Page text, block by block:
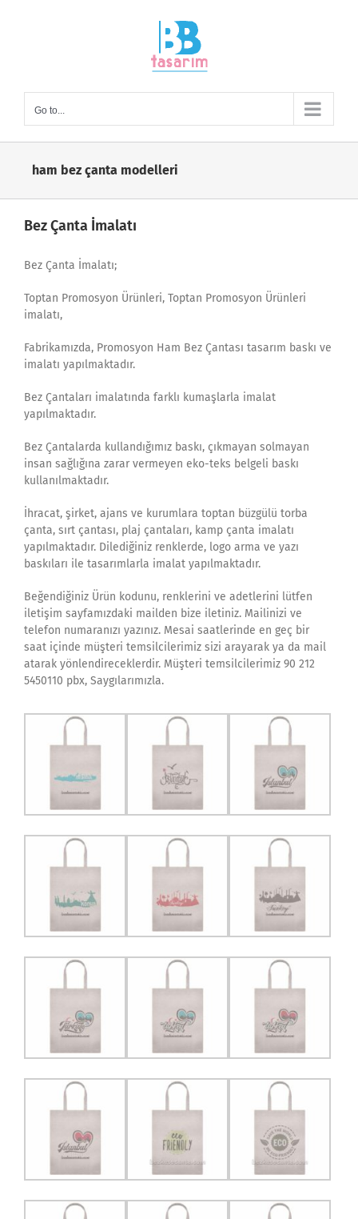
Go to...
ham bez çanta modelleri
Bez Çanta İmalatı
Bez Çanta İmalatı;
Toptan Promosyon Ürünleri, Toptan Promosyon Ürünleri
imalatı,
Fabrikamızda, Promosyon Ham Bez Çantası tasarım baskı ve
imalatı yapılmaktadır.
Bez Çantaları imalatında farklı kumaşlarla imalat
yapılmaktadır.
Bez Çantalarda kullandığımız baskı, çıkmayan solmayan
insan sağlığına zarar vermeyen eko-teks belgeli baskı
kullanılmaktadır.
İhracat, şirket, ajans ve kurumlara toptan büzgülü torba
çanta, sırt çantası, plaj çantaları, kamp çanta imalatı
yapılmaktadır. Dilediğiniz renklerde, logo arma ve yazı
baskıları ile tasarımlarla imalat yapılmaktadır.
Beğendiğiniz Ürün kodunu, renklerini ve adetlerini lütfen
iletişim sayfamızdaki mailden bize iletiniz. Mailinizi ve
telefon numaranızı yazınız. Mesai saatlerinde en geç bir
saat içinde müşteri temsilcilerimiz sizi arayarak ya da mail
atarak yönlendireceklerdir. Müşteri temsilcilerimiz 90 212
5450110 pbx, Saygılarımızla.